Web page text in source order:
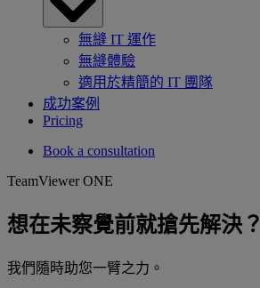
無縫 IT 運作
無縫體驗
適用於精簡的 IT 團隊
成功案例
Pricing
Book a consultation
TeamViewer ONE
想在未察覺前就搶先解決？
我們隨時助您一臂之力。